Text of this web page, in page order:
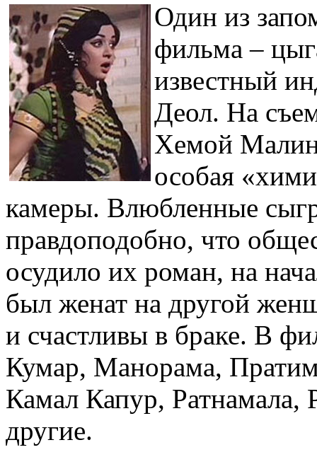
Один из
фильма –
известный
Деол. На
Хемой
особая
камеры. Влюбленные
правдоподобно, что
осудило их роман, на
был женат на другой
и счастливы в браке. В
Кумар, Манорама,
Камал Капур,
другие.